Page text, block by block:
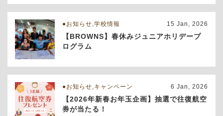
お知らせ,学校情報 15 Jan, 2026
【BROWNS】春休みジュニアホリデープ
ログラム
お知らせ,キャンペーン 6 Jan, 2026
【2026年新春お年玉企画】抽選で往復航空
券が当たる！